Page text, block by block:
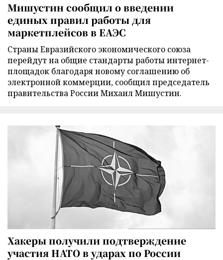
Мишустин сообщил о введении
единых правил работы для
маркетплейсов в ЕАЭС
Страны Евразийского экономического союза
перейдут на общие стандарты работы интернет-
площадок благодаря новому соглашению об
электронной коммерции, сообщил председатель
правительства России Михаил Мишустин.
Хакеры получили подтверждение
участия НАТО в ударах по России